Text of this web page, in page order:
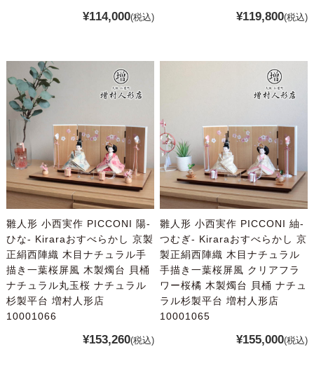
¥114,000(税込) ¥119,800(税込)
雛人形 小西実作 PICCONI 陽-
ひな- Kiraraおすべらかし 京製
正絹西陣織 木目ナチュラル手
描き一葉桜屏風 木製燭台 貝桶
ナチュラル丸玉桜 ナチュラル
杉製平台 増村人形店
10001066
¥153,260(税込)
雛人形 小西実作 PICCONI 紬-
つむぎ- Kiraraおすべらかし 京
製正絹西陣織 木目ナチュラル
手描き一葉桜屏風 クリアフラ
ワー桜橘 木製燭台 貝桶 ナチュ
ラル杉製平台 増村人形店
10001065
¥155,000(税込)